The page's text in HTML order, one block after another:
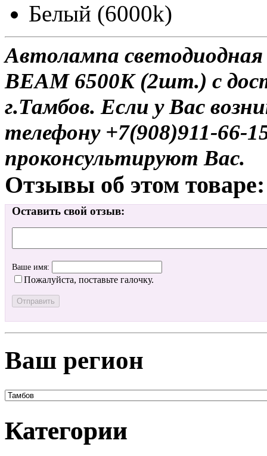
Белый (6000k)
Автолампа
BEAM 6500K (2шт.) с
г.Тамбов. Если у Вас
телефону +7(908)911-
проконсультируют Вас.
Отзывы об этом товаре:
Оставить свой отзыв:
Ваше имя:
Пожалуйста, поставьте галочку.
Ваш регион
Категории